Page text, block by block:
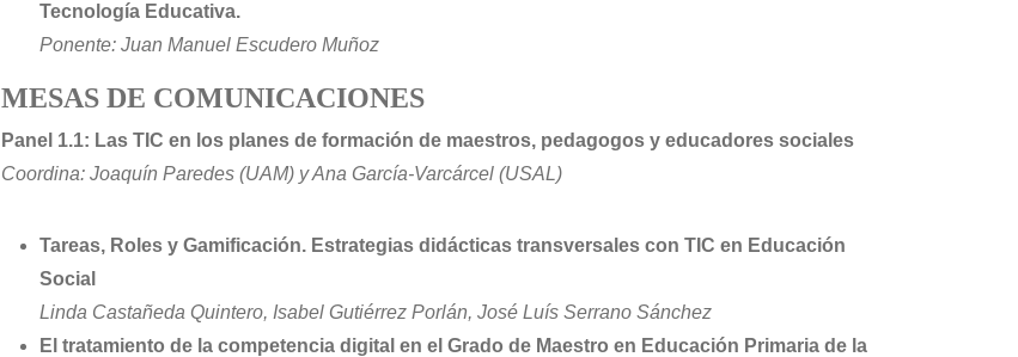
Tecnología Educativa.
Ponente: Juan Manuel Escudero Muñoz
MESAS DE COMUNICACIONES
Panel 1.1: Las TIC en los planes de formación de maestros, pedagogos y educadores sociales
Coordina: Joaquín Paredes (UAM) y Ana García-Varcárcel (USAL)
Tareas, Roles y Gamificación. Estrategias didácticas transversales con TIC en Educación
Social
Linda Castañeda Quintero, Isabel Gutiérrez Porlán, José Luís Serrano Sánchez
El tratamiento de la competencia digital en el Grado de Maestro en Educación Primaria de la